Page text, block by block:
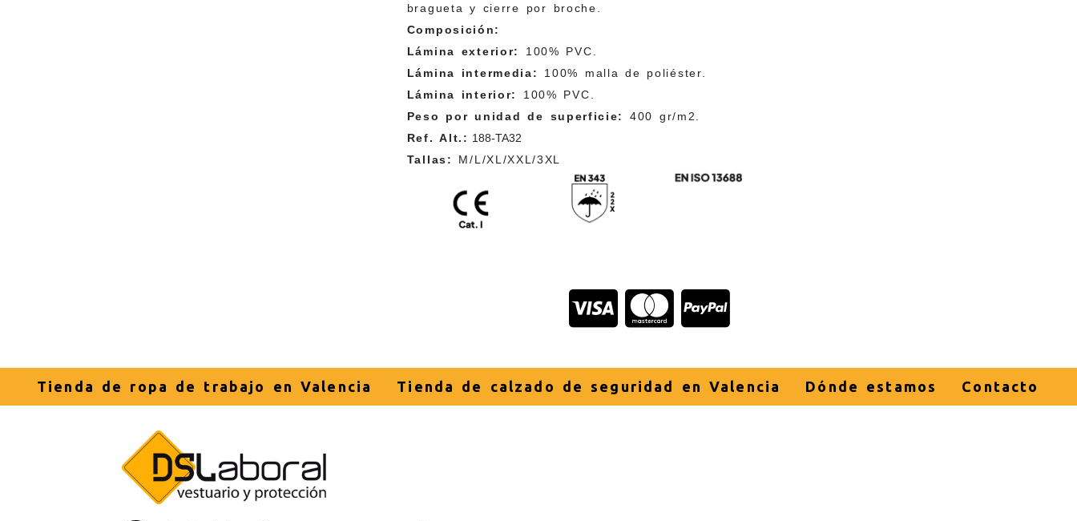
bragueta y cierre por broche.
Composición:
Lámina exterior:
100% PVC.
Lámina intermedia:
100% malla de poliéster.
Lámina interior:
100% PVC.
Peso por unidad de superficie:
400 gr/m2.
Ref. Alt.: 188-TA32
Tallas:
M/L/XL/XXL/3XL
Tienda de ropa de trabajo en Valencia Tienda de calzado de seguridad en Valencia Dónde estamos Contacto